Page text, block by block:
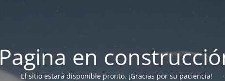
Pagina en
El sitio estará disponible pronto. ¡Gracias por su paciencia!